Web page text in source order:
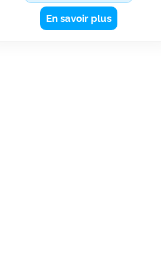
section vous accompagne vers vos
En savoir plus